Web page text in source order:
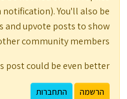
You'll also be
and upvote posts to show
community members.
could be even better 💗
הרשמה התחברות